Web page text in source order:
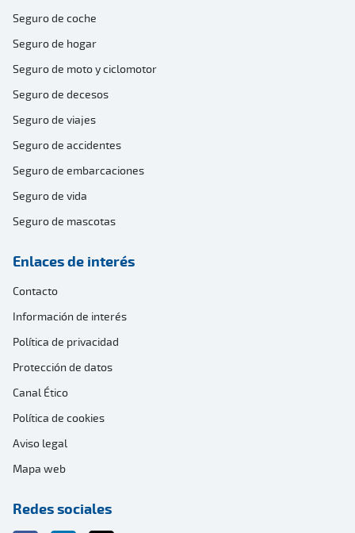
Seguro de coche
Seguro de hogar
Seguro de moto y ciclomotor
Seguro de decesos
Seguro de viajes
Seguro de accidentes
Seguro de embarcaciones
Seguro de vida
Seguro de mascotas
Enlaces de interés
Contacto
Información de interés
Política de privacidad
Protección de datos
Canal Ético
Política de cookies
Aviso legal
Mapa web
Redes sociales